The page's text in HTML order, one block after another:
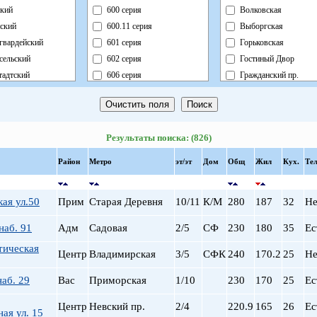
600 серия
600.11 серия
601 серия
602 серия
606 серия
Брежневка
Индивидуальный
Кирпично-Монолитный
Кирпичный
Коттедж
Новый Блочный
Реконструкция
Ст.Фонд Кап.Рем.
Волковская
Выборгская
Горьковская
Гостиный Двор
Гражданский пр.
Звенигородская
Кировский завод
Крестовский о-в
Ленинский пр.
Лиговский пр.
Ломоносовская
Результаты поиска: (826)
Район Метро эт/эт Дом Общ Жил Кух.
ул.50 Прим Старая Деревня 10/11 К/М 280 187 32
91 Адм Садовая 2/5 СФ 230 180 35
Центр Владимирская 3/5 СФК 240 170.2 25
29 Вас Приморская 1/10 230 170 25
ул. 15
Центр Невский пр. 2/4 220.9 165 26